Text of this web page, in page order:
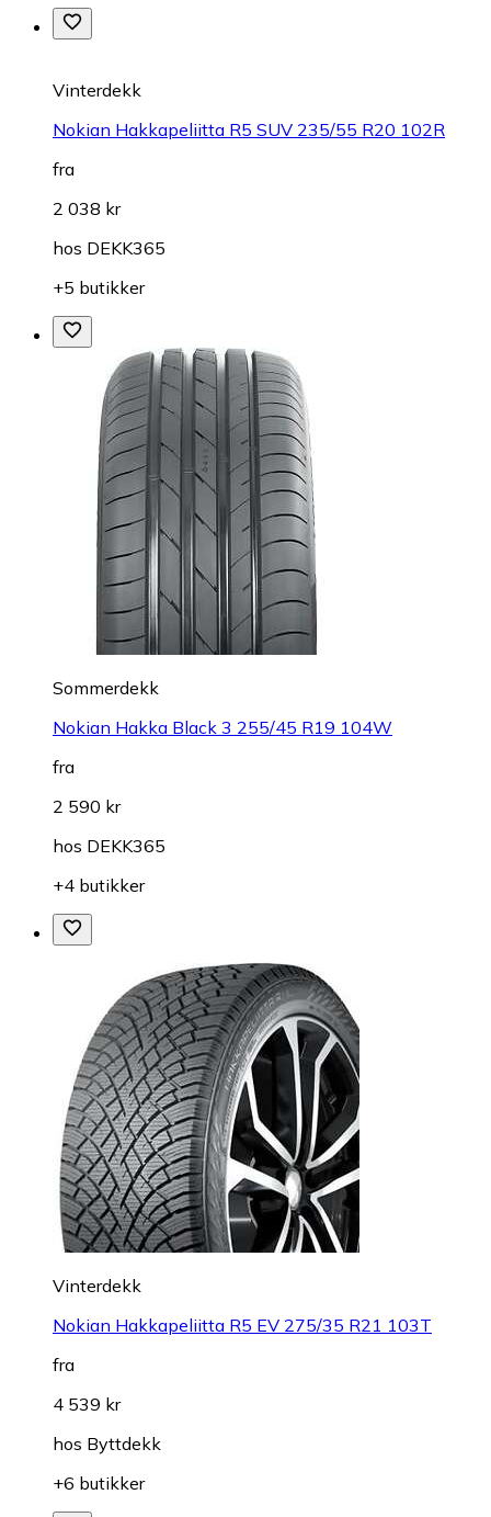
Vinterdekk
Nokian Hakkapeliitta R5 SUV 235/55 R20 102R
fra
2 038 kr
hos DEKK365
+5 butikker
Sommerdekk
Nokian Hakka Black 3 255/45 R19 104W
fra
2 590 kr
hos DEKK365
+4 butikker
Vinterdekk
Nokian Hakkapeliitta R5 EV 275/35 R21 103T
fra
4 539 kr
hos Byttdekk
+6 butikker